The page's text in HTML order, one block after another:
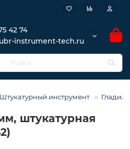
42 74
instrument-tech.ru
Штукатурный инструмент
штукатурная